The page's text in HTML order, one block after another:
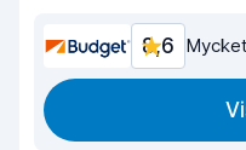
8,6